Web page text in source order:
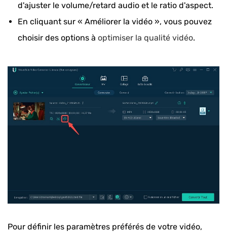
d'ajuster le volume/retard audio et le ratio d'aspect.
En cliquant sur « Améliorer la vidéo », vous pouvez
choisir des options à optimiser la qualité vidéo.
Pour définir les paramètres préférés de votre vidéo,